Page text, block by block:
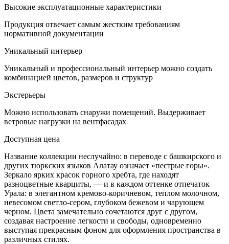
Высокие эксплуатационные характеристики
Продукция отвечает самым жестким требованиям
нормативной документации
Уникальный интерьер
Уникальный и профессиональный интерьер можно создать
комбинацией цветов, размеров и структур
Экстерьеры
Можно использовать снаружи помещений. Выдерживает
ветровые нагрузки на вентфасадах
Доступная цена
Название коллекции неслучайно: в переводе с башкирского и
других тюркских языков Алатау означает «пестрые горы».
Зеркало ярких красок горного хребта, где находят
разноцветные кварциты, — и в каждом оттенке отпечаток
Урала: в элегантном кремово-коричневом, теплом молочном,
невесомом светло-сером, глубоком бежевом и чарующем
черном. Цвета замечательно сочетаются друг с другом,
создавая настроение легкости и свободы, одновременно
выступая прекрасным фоном для оформления пространства в
различных стилях.